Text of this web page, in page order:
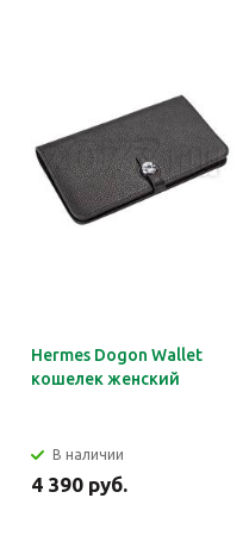
Hermes Dogon Wallet
кошелек женский
В наличии
4 390 руб.